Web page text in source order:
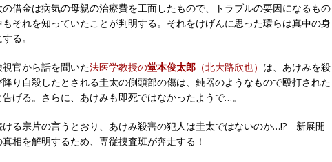
借金は病気の母親の治療費を工面したもので、トラブルの要因になるもの
それを知っていたことが判明する。それをけげんに思った環らは真中の身
る。
官から話を聞いた法医学教授の堂本俊太郎 （北大路欣也） は、あけみを殺
り自殺したとされる圭太の側頭部の傷は、鈍器のようなもので殴打された
げる。さらに、あけみも即死ではなかったようで…。
ける宗片の言うとおり、あけみ殺害の犯人は圭太ではないのか…!? 新展開
相を解明するため、専従捜査班が奔走する！